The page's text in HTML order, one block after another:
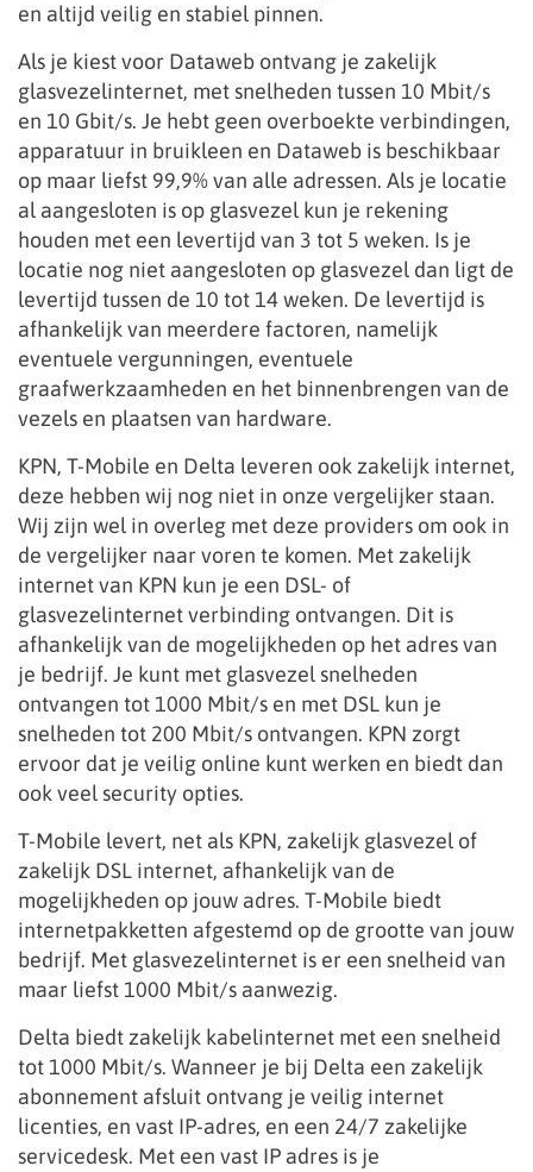
en altijd veilig en stabiel pinnen.
Als je kiest voor Dataweb ontvang je zakelijk
glasvezelinternet, met snelheden tussen 10 Mbit/s
en 10 Gbit/s. Je hebt geen overboekte verbindingen,
apparatuur in bruikleen en Dataweb is beschikbaar
op maar liefst 99,9% van alle adressen. Als je locatie
al aangesloten is op glasvezel kun je rekening
houden met een levertijd van 3 tot 5 weken. Is je
locatie nog niet aangesloten op glasvezel dan ligt de
levertijd tussen de 10 tot 14 weken. De levertijd is
afhankelijk van meerdere factoren, namelijk
eventuele vergunningen, eventuele
graafwerkzaamheden en het binnenbrengen van de
vezels en plaatsen van hardware.
KPN, T-Mobile en Delta leveren ook zakelijk internet,
deze hebben wij nog niet in onze vergelijker staan.
Wij zijn wel in overleg met deze providers om ook in
de vergelijker naar voren te komen. Met zakelijk
internet van KPN kun je een DSL- of
glasvezelinternet verbinding ontvangen. Dit is
afhankelijk van de mogelijkheden op het adres van
je bedrijf. Je kunt met glasvezel snelheden
ontvangen tot 1000 Mbit/s en met DSL kun je
snelheden tot 200 Mbit/s ontvangen. KPN zorgt
ervoor dat je veilig online kunt werken en biedt dan
ook veel security opties.
T-Mobile levert, net als KPN, zakelijk glasvezel of
zakelijk DSL internet, afhankelijk van de
mogelijkheden op jouw adres. T-Mobile biedt
internetpakketten afgestemd op de grootte van jouw
bedrijf. Met glasvezelinternet is er een snelheid van
maar liefst 1000 Mbit/s aanwezig.
Delta biedt zakelijk kabelinternet met een snelheid
tot 1000 Mbit/s. Wanneer je bij Delta een zakelijk
abonnement afsluit ontvang je veilig internet
licenties, en vast IP-adres, en een 24/7 zakelijke
servicedesk. Met een vast IP adres is je